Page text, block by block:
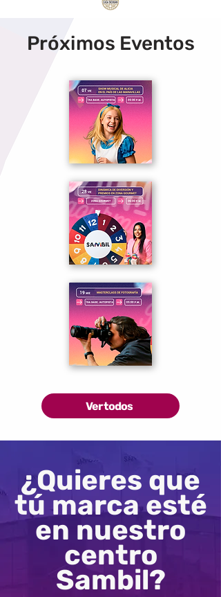
Próximos Eventos
Ver todos
¿Quieres que
tú marca esté
en nuestro
centro
Sambil?